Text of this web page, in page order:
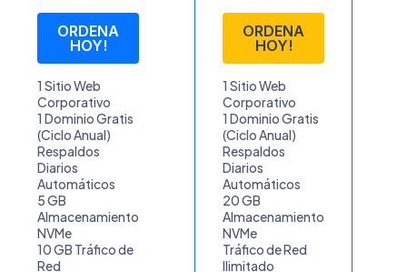
ORDENA
HOY!
1 Sitio Web
Corporativo
1 Dominio Gratis
(Ciclo Anual)
Respaldos
Diarios
Automáticos
5 GB
Almacenamiento
NVMe
10 GB Tráfico de
Red
ORDENA
HOY!
1 Sitio Web
Corporativo
1 Dominio Gratis
(Ciclo Anual)
Respaldos
Diarios
Automáticos
20 GB
Almacenamiento
NVMe
Tráfico de Red
Ilimitado